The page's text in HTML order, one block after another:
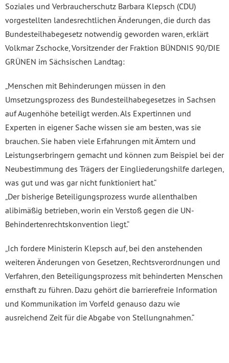
Soziales und Verbraucherschutz Barbara Klepsch (CDU)
vorgestellten landesrechtlichen Änderungen, die durch das
Bundesteilhabegesetz notwendig geworden waren, erklärt
Volkmar Zschocke, Vorsitzender der Fraktion BÜNDNIS 90/DIE
GRÜNEN im Sächsischen Landtag:
„Menschen mit Behinderungen müssen in den
Umsetzungsprozess des Bundesteilhabegesetzes in Sachsen
auf Augenhöhe beteiligt werden. Als Expertinnen und
Experten in eigener Sache wissen sie am besten, was sie
brauchen. Sie haben viele Erfahrungen mit Ämtern und
Leistungserbringern gemacht und können zum Beispiel bei der
Neubestimmung des Trägers der Eingliederungshilfe darlegen,
was gut und was gar nicht funktioniert hat.“
„Der bisherige Beteiligungsprozess wurde allenthalben
alibimäßig betrieben, worin ein Verstoß gegen die UN-
Behindertenrechtskonvention liegt.“
„Ich fordere Ministerin Klepsch auf, bei den anstehenden
weiteren Änderungen von Gesetzen, Rechtsverordnungen und
Verfahren, den Beteiligungsprozess mit behinderten Menschen
ernsthaft zu führen. Dazu gehört die barrierefreie Information
und Kommunikation im Vorfeld genauso dazu wie
ausreichend Zeit für die Abgabe von Stellungnahmen.“